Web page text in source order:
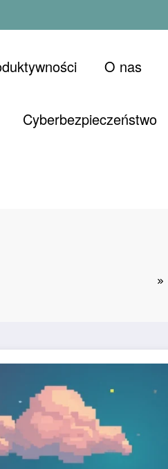
O nas
Cyberbezpieczeństwo